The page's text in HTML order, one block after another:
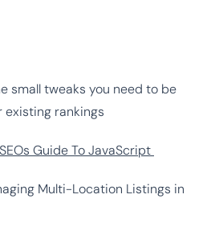
small tweaks you need to be
existing rankings
Guide To JavaScript
Multi-Location Listings in